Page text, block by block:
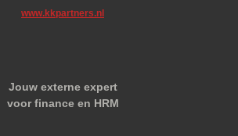
www.kkpartners.nl
Jouw externe expert
voor finance en HRM